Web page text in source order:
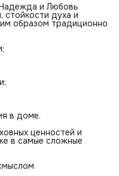
и Любовь
стойкости духа и
образом традиционно
в доме.
ценностей и
в самые сложные